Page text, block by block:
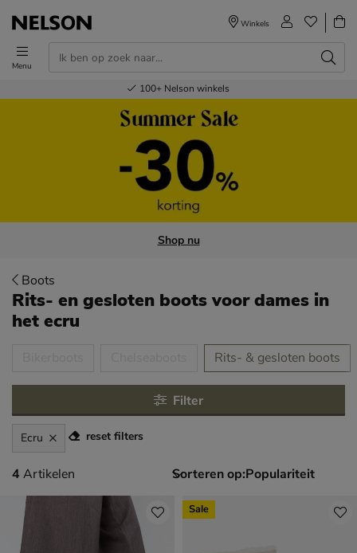
Menu
Winkels
Voor 23.00u besteld,volgende dag in huis
Gratisverzending en retour
Bestel nu,betaal later
100+ Nelson winkels
Shop nu
Boots
Rits- en gesloten boots voor dames in
het ecru
Rits- & gesloten boots
Filter
Ecru reset filters
4 artikelen
4 Artikelen Sorteren op:
Sale